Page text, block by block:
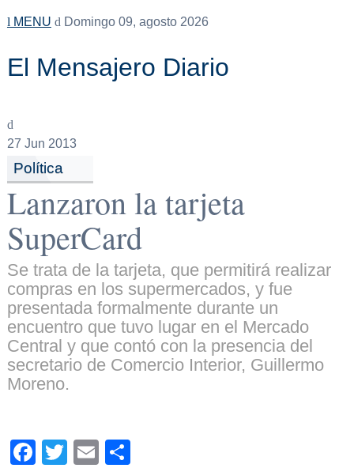
MENU Domingo 09, agosto 2026
El Mensajero Diario
27 Jun 2013
Política
Lanzaron la tarjeta
SuperCard
Se trata de la tarjeta, que permitirá realizar
compras en los supermercados, y fue
presentada formalmente durante un
encuentro que tuvo lugar en el Mercado
Central y que contó con la presencia del
secretario de Comercio Interior, Guillermo
Moreno.
Facebook
TwitterEmail